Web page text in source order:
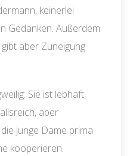
keinerlei
Gedanken. Außerdem
aber Zuneigung
Sie ist lebhaft,
aber
junge Dame prima
kooperieren.